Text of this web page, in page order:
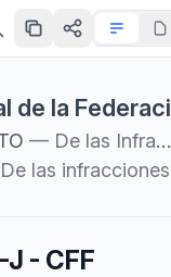
de la
— De las Infracciones y Delitos Fiscales
las infracciones
- CFF